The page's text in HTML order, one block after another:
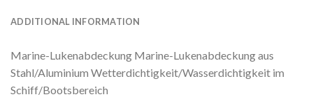
ADDITIONAL INFORMATION
Marine-Lukenabdeckung Marine-Lukenabdeckung aus
Stahl/Aluminium Wetterdichtigkeit/Wasserdichtigkeit im
Schiff/Bootsbereich